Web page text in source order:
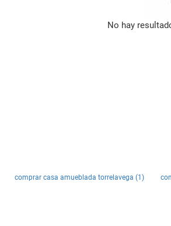
No hay
comprar casa amueblada torrelavega (1)